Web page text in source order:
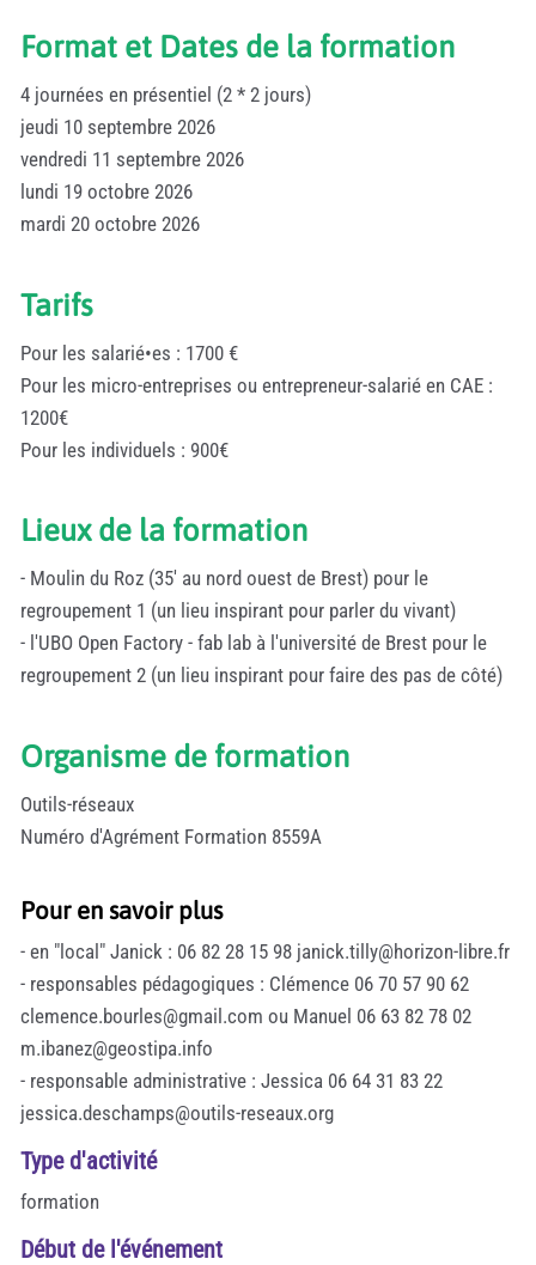
Format et Dates de la formation
4 journées en présentiel (2 * 2 jours)
jeudi 10 septembre 2026
vendredi 11 septembre 2026
lundi 19 octobre 2026
mardi 20 octobre 2026
Tarifs
Pour les salarié•es : 1700 €
Pour les micro-entreprises ou entrepreneur-salarié en CAE :
1200€
Pour les individuels : 900€
Lieux de la formation
- Moulin du Roz (35' au nord ouest de Brest) pour le
regroupement 1 (un lieu inspirant pour parler du vivant)
- l'UBO Open Factory - fab lab à l'université de Brest pour le
regroupement 2 (un lieu inspirant pour faire des pas de côté)
Organisme de formation
Outils-réseaux
Numéro d'Agrément Formation 8559A
Pour en savoir plus
- en "local" Janick : 06 82 28 15 98 janick.tilly@horizon-libre.fr
- responsables pédagogiques : Clémence 06 70 57 90 62
clemence.bourles@gmail.com ou Manuel 06 63 82 78 02
m.ibanez@geostipa.info
- responsable administrative : Jessica 06 64 31 83 22
jessica.deschamps@outils-reseaux.org
Type d'activité
formation
Début de l'événement